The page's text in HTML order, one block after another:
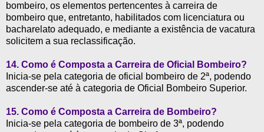
bombeiro, os elementos pertencentes à carreira de
bombeiro que, entretanto, habilitados com licenciatura ou
bacharelato adequado, e mediante a existência de vacatura
solicitem a sua reclassificação.
14. Como é Composta a Carreira de Oficial Bombeiro?
Inicia-se pela categoria de oficial bombeiro de 2ª, podendo
ascender-se até à categoria de Oficial Bombeiro Superior.
15. Como é Composta a Carreira de Bombeiro?
Inicia-se pela categoria de bombeiro de 3ª, podendo